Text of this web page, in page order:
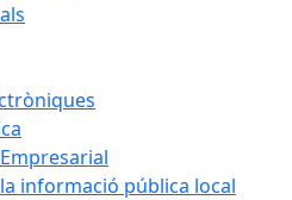
informació pública local